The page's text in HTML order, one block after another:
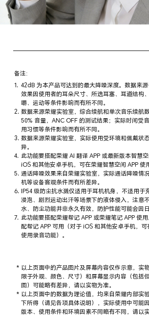
备注:
42dB 为本产品可达到的最大降噪深度。数据来
效果因使用者的耳朵尺寸、所选耳塞、耳道结构
嚼、运动等条件影响而有所不同。
数据来源荣耀实验室，综合续航和单次音乐续航
50% 音量，ANC OFF 的测试结果；实际时间受
用习惯等条件影响而有所不同。
数据来源荣耀实验室，实际使用受环境和佩戴状
异。
此功能要搭配荣耀 AI 翻译 APP 或最新版本智慧
iOS 和其他安卓手机，可在荣耀智慧空间 APP 使
通话降噪效果来自荣耀实验室，实际通话降噪情
机等设备客观条件而有所差异。
IP54 级防尘抗水溅仅适用于耳机机身，不适用于
浸泡、剧烈运动出汗等场景下的液体侵入，注意
水、防尘功能并非永久有效，防护性能可能会因
此功能要搭配荣耀帮记 APP 或荣耀笔记 APP 使
配帮记 APP 可用（对于 iOS 和其他安卓手机，
使用录音功能）。
以上页面中的产品图片及屏幕内容仅作示意，实
限于外观、颜色、尺寸）和屏幕显示内容（包括
图）可能略有差异，请以实物为准。
以上页面中的数据为理论值，均来自荣耀内部实
下所得（请见各项具体说明），实际使用中可能
版本、使用条件和环境因素不同略有不同，请以